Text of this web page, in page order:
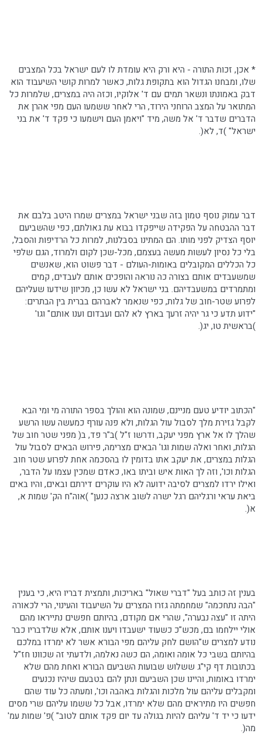
* אכן, זכות התורה - היא ורק היא עומדת לו לעם ישראל בכל המצבים
שלו, ומבחנו הגדול הוא בתקופת גלות, כאשר למרות קושי השיעבוד הוא
דבק באמונתו ונשאר תמים עם ד' אלוקיו, וכזה היה במצרים, שלמרות כל
המתואר על המצב הרוחני הירוד, הרי לאחר ששמעו העם מפי אהרן את
הדברים שדבר ד' אל משה, מיד "ויאמן העם וישמעו כי פקד ד' את בני
ישראל" )ד, לא(.
דבר עמוק נוסף טמון בזה שבני ישראל במצרים שמרו היטב בלבם את
דבר ההבטחה על הפקידה שייפקדו בבוא עת גאולתם, כפי שהשביעם
יוסף הצדיק לפני מותו. הם המתינו בסבלנות, למרות כל הרדיפות והסבל,
בלי כל נסיון לעשות מעשה בעצמם, מכל-שכן לקום ולמרוד, הגם שלפי
כל הכללים המקובלים באומות-העולם - דבר פשוט הוא, שאנשים
שמשעבדים אותם בצורה כה נוראה והופכים אותם לעבדים, קמים
ומתמרדים במשעבדיהם. בני ישראל לא עשו כן, מכיוון שידעו שעליהם
לפרוע שטר-חוב של גלות, כפי שנאמר לאברהם בברית בין הבתרים:
"ידוע תדע כי גר יהיה זרעך בארץ לא להם ועבדום וענו אותם" וגו'
)בראשית טו, יג(.
"הכתוב יודיע טעם מניינם, שמונה הוא והולך בספר התורה מי ומי הבא
לקבל גזירת מלך לסבול עול הגלות, ולא פנה עורף כמעשה עשו הרשע
שהלך לו אל ארץ מפני יעקב, ודרשו ז"ל )ב"ר פד, ב( מפני שטר חוב של
הגלות, ואחר ואלה שמות וגו' הבאים מצרימה, פירוש הבאים לסבול עול
הגלות במצרים, את יעקב אתובדומיןלו בהסכמה אחת לפרוע שטר חוב
הגלות וכו', וזה לך האות איש וביתו באו, כאדם שמכין עצמו על הדבר,
ואילו ירדו למצרים לסיבה ידועה לא היו עוקרים דירתם ובאים, והיו באים
ביאת עראי ורגליהם רגל ישרה לשוב ארצה כנען" )אוה"ח הק' שמות א,
א(.
בענין זה כותב בעל "דברי שאול" באריכות, ותמצית דבריו היא, כי בענין
"הבה נתחכמה" שמחמתה גזרו המצרים על השיעבוד והעינוי, הרי לכאורה
היתה זו "עצה נבערה", שהרי אם מקודם, בהיותם חפשים נתייראו מהם
אולי יילחמו בם, מכש"כ כשעוד ישעבדו ויענו אותם, אלא שלדבריו כבר
נודע למצרים ש"הושם לחק עליהם מפי הבורא אשר לא ימרדו במלכם
בהיותם בשבי כל אומה ואומה, הם כשה נאלמה, ולדעתי זה שכוונו חז"ל
בכתובות דף קי"ג ששלוש שבועות השביעם הבורא ואחת מהם שלא
ימרדו באומות, והיינו שכן השביעם ונתן להם בטבעם שיהיו נכנעים
ומקבלים עליהם עול מלכות והגלות באהבה וכו', ומעתה כל עוד שהם
חפשים היו מתיראים מהם שלא ימרדו, אבל כל ששמו עליהם שרי מסים
ידעו כי יד ד' עליהם להיות בגולה עד יום פקד אותם לטוב" )פ' שמות עמ'
מה(.